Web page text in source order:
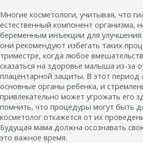
Многие косметологи, учитывая, что
естественный компонент организма,
беременным инъекции для
они рекомендуют избегать таких
триместре, когда любое
сказаться на здоровье малыша из-за
плацентарной защиты. В этот
основные органы ребенка, и
привлекательно может угрожать его
помнить, что процедуры могут быть
косметолог откажется от их
Будущая мама должна осознавать
это важное время.